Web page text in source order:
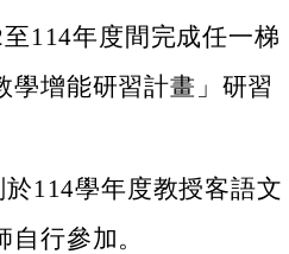
114年度間完成任一梯
學增能研習計畫」研習
114學年度教授客語文
行參加。